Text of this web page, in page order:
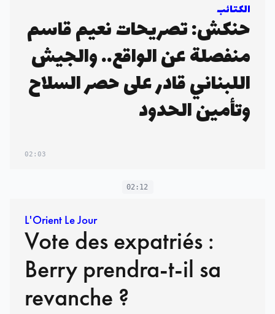
الكتائب
حنكش: تصريحات نعيم قاسم
منفصلة عن الواقع.. والجيش
اللبناني قادر على حصر السلاح
وتأمين الحدود
02:03
02:12
L'Orient Le Jour
Vote des expatriés :
Berry prendra-t-il sa
revanche ?